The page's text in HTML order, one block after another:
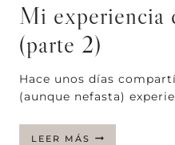
Mi experiencia
(parte 2)
Hace unos días
(aunque nefasta)
LEER MÁS MI